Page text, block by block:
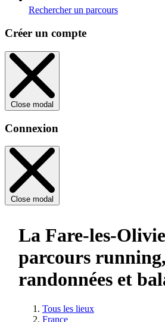
Rechercher un parcours
Créer un compte
Close modal
Connexion
Close modal
La Fare-les-
parcours running,
randonnées et
Tous les lieux
France